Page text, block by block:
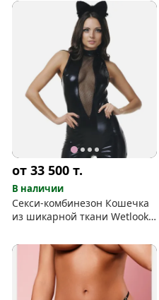
от 33 500т.
В наличии
Секси-комбинезон Кошечка
из шикарной ткани Wetlook